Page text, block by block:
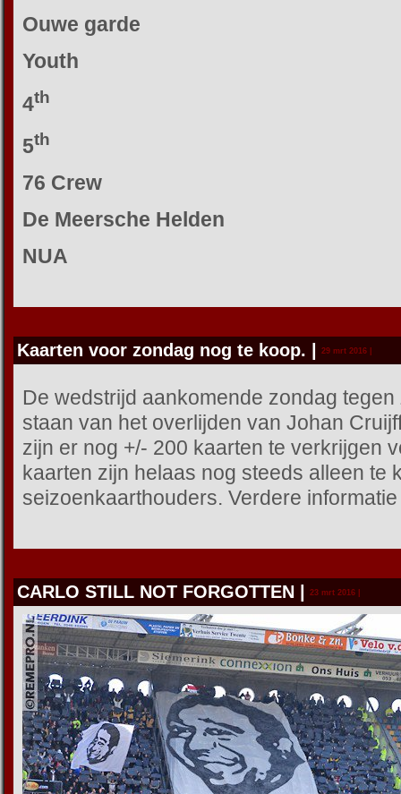
Ouwe garde
Youth
4th
5th
76 Crew
De Meersche Helden
NUA
Kaarten voor zondag nog te koop. 29 mrt 2016 |
De wedstrijd aankomende zondag
staan van het overlijden van Johan
zijn er nog +/- 200 kaarten te verkrijgen
kaarten zijn helaas nog steeds alleen te
seizoenkaarthouders. Verdere
CARLO STILL NOT FORGOTTEN 23 mrt 2016 |